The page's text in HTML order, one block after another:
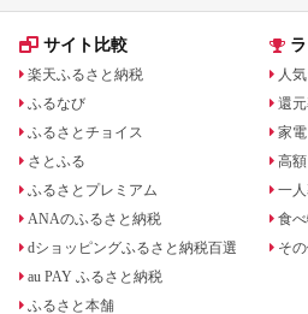
サイト比較
楽天ふるさと納税
ふるなび
ふるさとチョイス
さとふる
ふるさとプレミアム
ANAのふるさと納税
dショッピングふるさと納税百選
au PAY ふるさと納税
ふるさと本舗
人
還
家
高
一
食
そ